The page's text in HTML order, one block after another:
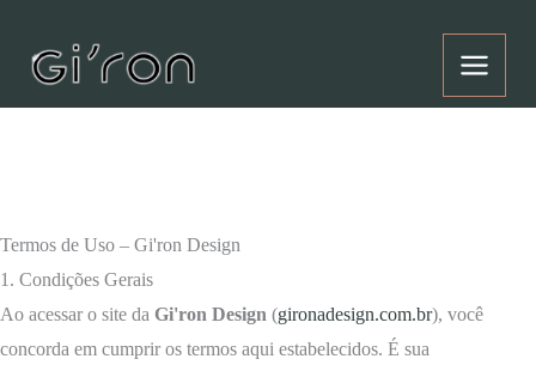
Termos de Uso – Gi'ron Design
1. Condições Gerais
Ao acessar o site da Gi'ron Design (gironadesign.com.br), você
concorda em cumprir os termos aqui estabelecidos. É sua